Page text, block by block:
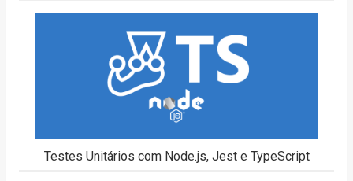
Testes Unitários com Node.js, Jest e TypeScript